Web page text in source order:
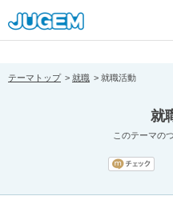
[pear_error:
prefix="" info=""]
テーマトップ 就職 就職活動
就
このテーマの